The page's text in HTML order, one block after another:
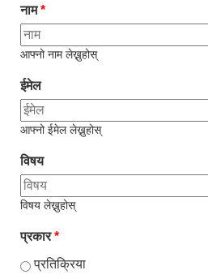
नाम*
आफ्नो नाम लेख्नुहोस्
ईमेल
आफ्नो ईमेल लेख्नुहोस्
विषय
विषय लेख्नुहोस्
प्रकार*
प्रतिक्रिया